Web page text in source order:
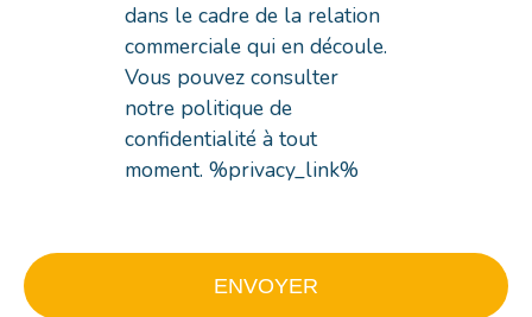
dans le cadre de la relation
commerciale qui en découle.
Vous pouvez consulter
notre politique de
confidentialité à tout
moment. %privacy_link%